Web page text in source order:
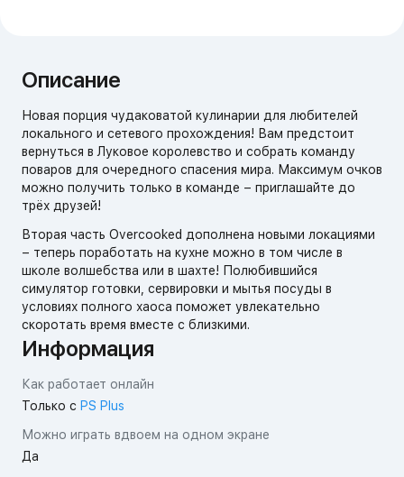
Описание
Новая порция чудаковатой кулинарии для любителей
локального и сетевого прохождения! Вам предстоит
вернуться в Луковое королевство и собрать команду
поваров для очередного спасения мира. Максимум очков
можно получить только в команде – приглашайте до
трёх друзей!
Вторая часть Overcooked дополнена новыми локациями
– теперь поработать на кухне можно в том числе в
школе волшебства или в шахте! Полюбившийся
симулятор готовки, сервировки и мытья посуды в
условиях полного хаоса поможет увлекательно
скоротать время вместе с близкими.
Информация
Как работает онлайн
Только с PS Plus
Можно играть вдвоем на одном экране
Да